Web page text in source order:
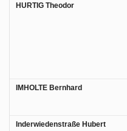
HURTIG Theodor
IMHOLTE Bernhard
Inderwiedenstraße Hubert